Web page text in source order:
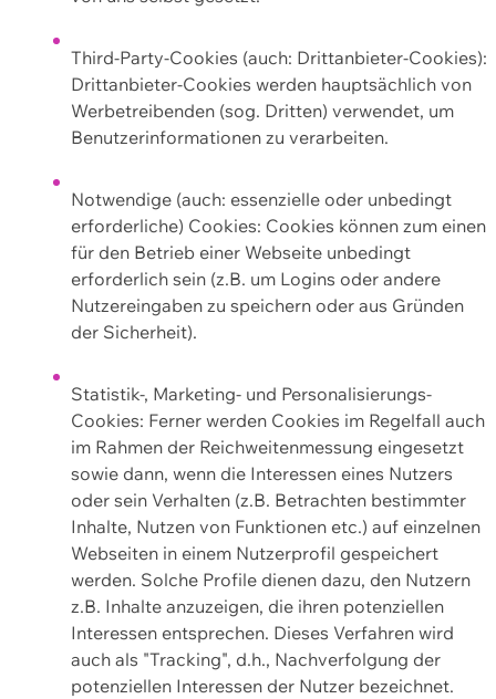
Third-Party-Cookies (auch: Drittanbieter-Cookies):
Drittanbieter-Cookies werden hauptsächlich von
Werbetreibenden (sog. Dritten) verwendet, um
Benutzerinformationen zu verarbeiten.
Notwendige (auch: essenzielle oder unbedingt
erforderliche) Cookies: Cookies können zum einen
für den Betrieb einer Webseite unbedingt
erforderlich sein (z.B. um Logins oder andere
Nutzereingaben zu speichern oder aus Gründen
der Sicherheit).
Statistik-, Marketing- und Personalisierungs-
Cookies: Ferner werden Cookies im Regelfall auch
im Rahmen der Reichweitenmessung eingesetzt
sowie dann, wenn die Interessen eines Nutzers
oder sein Verhalten (z.B. Betrachten bestimmter
Inhalte, Nutzen von Funktionen etc.) auf einzelnen
Webseiten in einem Nutzerprofil gespeichert
werden. Solche Profile dienen dazu, den Nutzern
z.B. Inhalte anzuzeigen, die ihren potenziellen
Interessen entsprechen. Dieses Verfahren wird
auch als "Tracking", d.h., Nachverfolgung der
potenziellen Interessen der Nutzer bezeichnet.